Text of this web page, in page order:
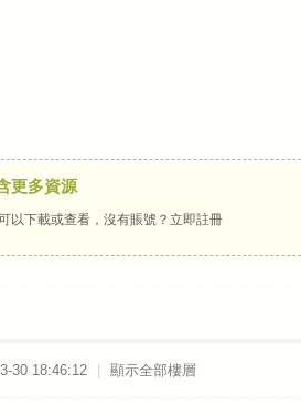
更多資源
以下載或查看，沒有賬號？ 立即註冊
30 18:46:12 顯示全部樓層